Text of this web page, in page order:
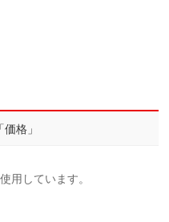
格」
用しています。